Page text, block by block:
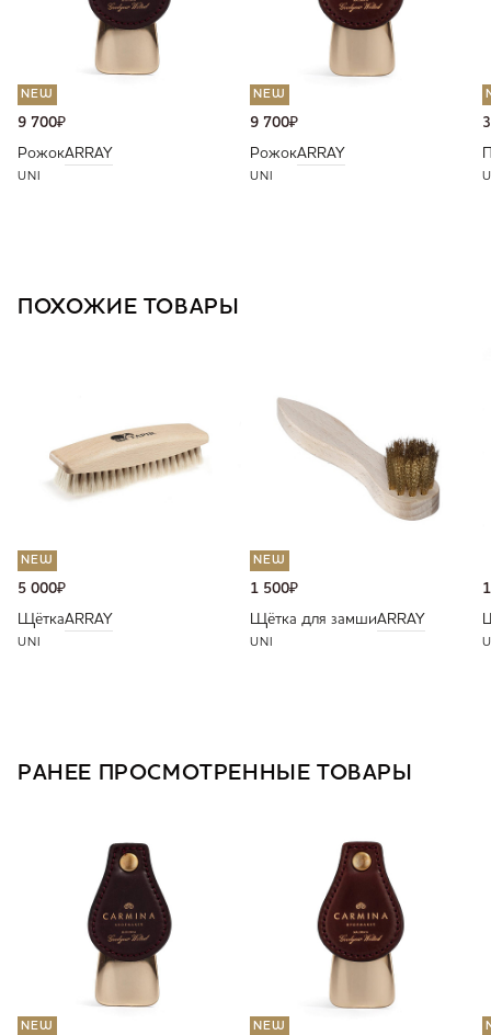
NEW
9 700₽
РожокARRAY
UNI
NEW
9 700₽
РожокARRAY
UNI
ПОХОЖИЕ ТОВАРЫ
NEW
5 000₽
ЩёткаARRAY
UNI
NEW
1 500₽
Щётка для замшиARRAY
UNI
РАНЕЕ ПРОСМОТРЕННЫЕ ТОВАРЫ
NEW NEW